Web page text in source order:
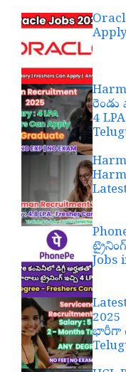
రెండు
4
Jobs
2025
భారీగా